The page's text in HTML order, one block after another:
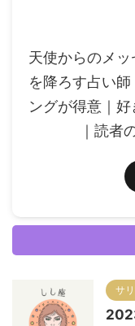
天使からのメッ
を降ろす占い
ングが得意｜
｜読者
サ